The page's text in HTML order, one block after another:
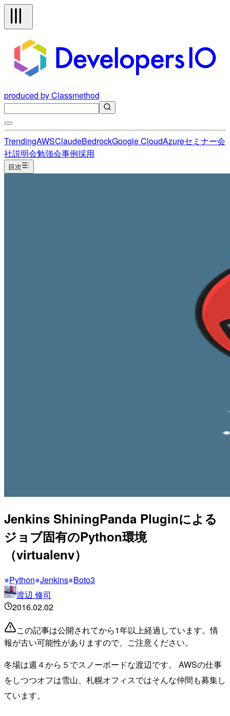
produced by Classmethod
TrendingAWSClaudeBedrockGoogle CloudAzureセミナー会
社説明会勉強会事例採用
目次
Jenkins ShiningPanda Pluginによる
ジョブ固有のPython環境
（virtualenv）
Python Jenkins Boto3
渡辺 修司
2016.02.02
この記事は公開されてから1年以上経過しています。情
報が古い可能性がありますので、ご注意ください。
冬場は週４から５でスノーボードな渡辺です。 AWSの仕事
をしつつオフは雪山、札幌オフィスではそんな仲間も募集し
ています。